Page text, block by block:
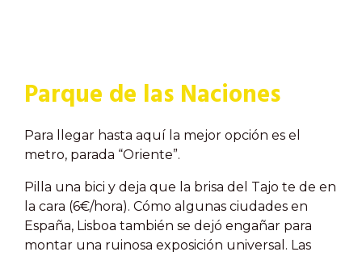
Parque de las Naciones
Para llegar hasta aquí la mejor opción es el
metro, parada “Oriente”.
Pilla una bici y deja que la brisa del Tajo te de en
la cara (6€/hora). Cómo algunas ciudades en
España, Lisboa también se dejó engañar para
montar una ruinosa exposición universal. Las